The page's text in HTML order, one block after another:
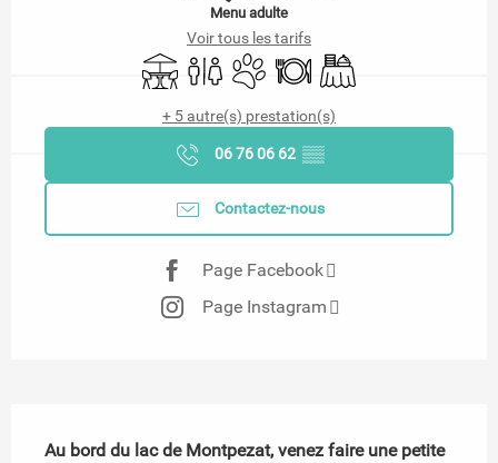
Menu adulte
Voir tous les tarifs
TerrasseToilettesAnimaux acceptés
Restaurant
Banquet
+ 5 autre(s) prestation(s)
06 76 06 62 ▒▒
Contactez-nous
Page Facebook
Page Instagram
Au bord du lac de Montpezat, venez faire une petite